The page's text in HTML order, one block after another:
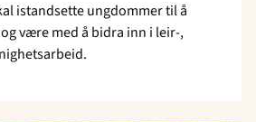
istandsette ungdommer til å
være med å bidra inn i leir-,